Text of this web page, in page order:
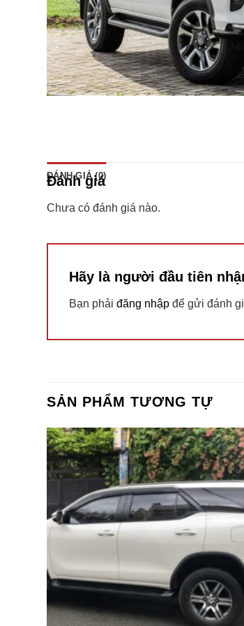
ĐÁNH GIÁ (0)
Đánh giá
Chưa có đánh giá nào.
Hãy là người đầu tiên
Bạn phải đăng nhập để gửi đánh
SẢN PHẨM TƯƠNG TỰ